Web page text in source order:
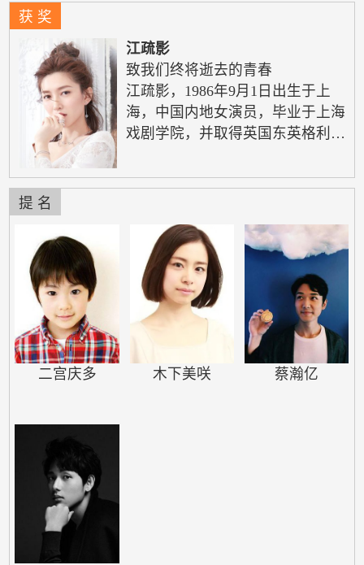
获 奖
江疏影
致我们终将逝去的青春
江疏影，1986年9月1日出生于上
海，中国内地女演员，毕业于上海
戏剧学院，并取得英国东英格利亚
年，出演情感剧《飞花如蝶》，由
络非常短片创意大赛最佳女主角
奖。2013年，因在电影《致我们终
将逝去的青春》中饰演校花阮莞而
为观众熟知，凭借该片获得第8届
亚洲电影大奖最佳新演员奖、第5
届英国万像国际华语电影节最佳女
配角奖等多个奖项…
提 名
二宫庆多 木下美咲 蔡瀚亿